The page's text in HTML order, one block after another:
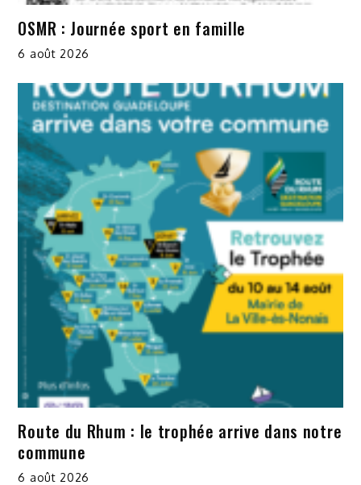
OSMR : Journée sport en famille
6 août 2026
Route du Rhum : le trophée arrive dans notre
commune
6 août 2026